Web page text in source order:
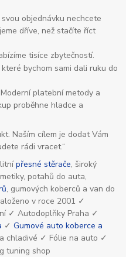
objednávku nechcete
dříve, než stačíte říct
tisíce zbytečností.
bychom sami dali ruku do
platební metody a
proběhne hladce a
Naším cílem je dodat Vám
rádi vracet.“
přesné stěrače, široký
potahů do auta,
, gumových koberců a van do
v roce 2001 ✓
✓ Autodoplňky Praha ✓
✓Gumové auto koberce a
a chladivé ✓ Fólie na auto ✓